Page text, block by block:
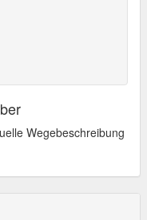
Wegebeschreibung